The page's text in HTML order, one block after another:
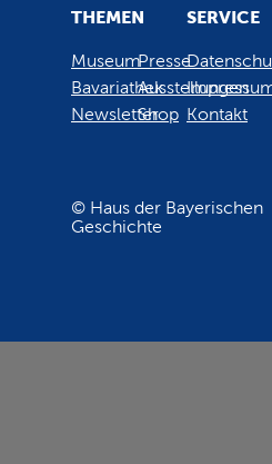
THEMEN
Museum
Bavariathek
Newsletter
Presse
Ausstellungen
Shop
SERVICE
Kontakt
© Haus der Bayerischen
Geschichte